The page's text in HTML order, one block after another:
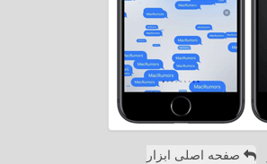
صفحه اصلی ابزار